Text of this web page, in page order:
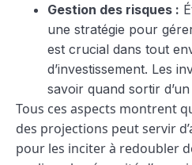
Gestion des risques :
une stratégie pour
est crucial dans tout
d’investissement. Les
savoir quand sortir
Tous ces aspects montrent
des projections peut servir
pour les inciter à redoubler